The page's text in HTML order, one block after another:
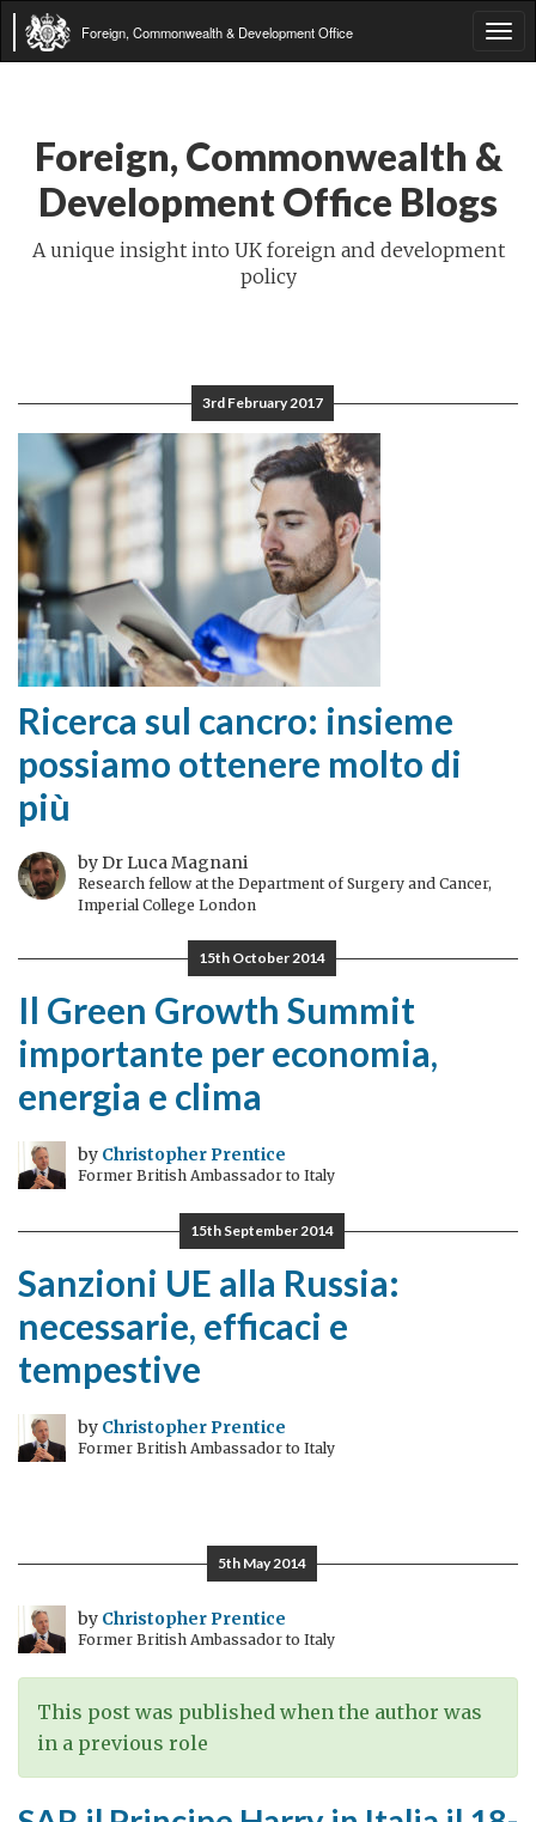
Foreign, Commonwealth & Development Office
Foreign, Commonwealth &
Development Office Blogs
A unique insight into UK foreign and development
policy
3rd February 2017
Ricerca sul cancro: insieme
possiamo ottenere molto di
più
by Dr Luca Magnani
Research fellow at the Department of Surgery and Cancer,
Imperial College London
15th October 2014
Il Green Growth Summit
importante per economia,
energia e clima
by Christopher Prentice
Former British Ambassador to Italy
15th September 2014
Sanzioni UE alla Russia:
necessarie, efficaci e
tempestive
by Christopher Prentice
Former British Ambassador to Italy
5th May 2014
by Christopher Prentice
Former British Ambassador to Italy
This post was published when the author was
in a previous role